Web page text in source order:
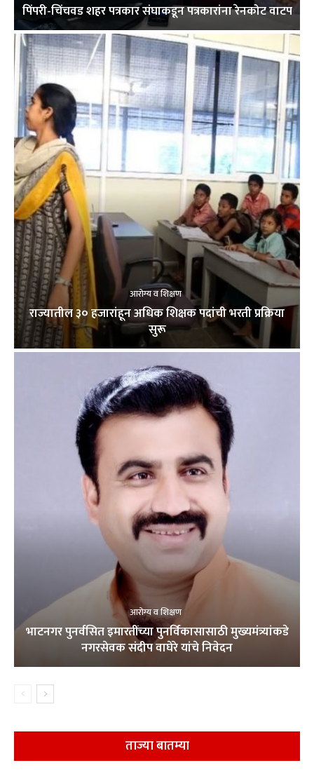
पिंपरी-चिंचवड शहर पत्रकार संघाकडून पत्रकारांना रेनकोट वाटप
आरोग्य व शिक्षण
राज्यातील ३० हजारांहून अधिक शिक्षक पदांची भरती प्रक्रिया
सुरू
आरोग्य व शिक्षण
भाटनगर पुनर्वसित इमारतींच्या पुनर्विकासासाठी मुख्यमंत्र्यांकडे
नगरसेवक संदीप वाघेरे यांचे निवेदन
ताज्या बातम्या